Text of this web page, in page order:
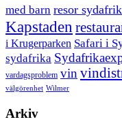
med barn resor
Kapstaden
i Krugerparken Safari i
sydafrika
vardagsproblem vin
välgörenhet Wilmer
Arkiv